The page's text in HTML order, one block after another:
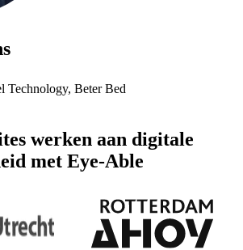
Technology, Beter Bed
werken aan digitale
met Eye-Able